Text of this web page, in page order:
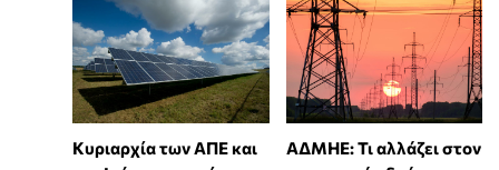
Κυριαρχία των ΑΠΕ και
ΑΔΜΗΕ: Τι αλλάζει στον